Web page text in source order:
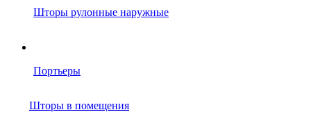
Шторы рулонные наружные
Портьеры
Шторы в помещения